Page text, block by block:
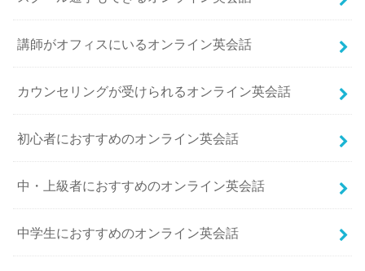
講師がオフィスにいるオンライン英会話
カウンセリングが受けられるオンライン英会話
初心者におすすめのオンライン英会話
中・上級者におすすめのオンライン英会話
中学生におすすめのオンライン英会話